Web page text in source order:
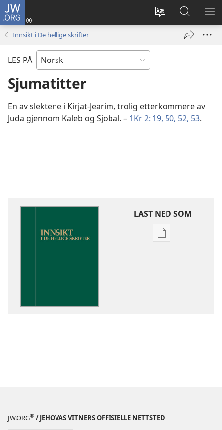
JW.ORG
Endre
Logg
inn
vindu)
Søk
på
JW.ORG
VIS
Innsikt i De hellige skrifter
LES PÅ
Sjumatitter
En av slektene i Kirjat-Jearim, trolig etterkommere av
Juda gjennom Kaleb og Sjobal. – 1Kr 2: 19, 50, 52, 53.
LAST NED SOM
JW.ORG® / JEHOVAS VITNERS OFFISIELLE NETTSTED